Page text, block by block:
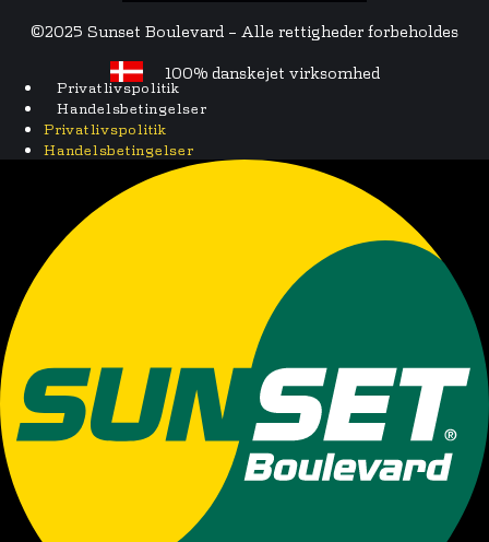
©2025 Sunset Boulevard – Alle rettigheder forbeholdes
100% danskejet virksomhed
Privatlivspolitik
Handelsbetingelser
Privatlivspolitik
Handelsbetingelser